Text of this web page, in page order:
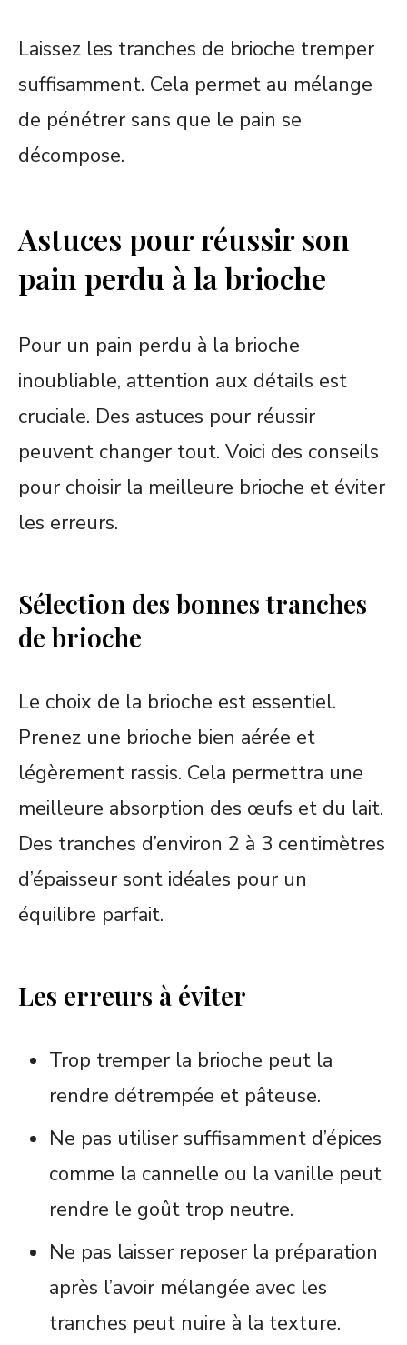
Laissez les tranches de brioche tremper
suffisamment. Cela permet au mélange
de pénétrer sans que le pain se
décompose.
Astuces pour réussir son
pain perdu à la brioche
Pour un pain perdu à la brioche
inoubliable, attention aux détails est
cruciale. Des astuces pour réussir
peuvent changer tout. Voici des conseils
pour choisir la meilleure brioche et éviter
les erreurs.
Sélection des bonnes tranches
de brioche
Le choix de la brioche est essentiel.
Prenez une brioche bien aérée et
légèrement rassis. Cela permettra une
meilleure absorption des œufs et du lait.
Des tranches d’environ 2 à 3 centimètres
d’épaisseur sont idéales pour un
équilibre parfait.
Les erreurs à éviter
Trop tremper la brioche peut la
rendre détrempée et pâteuse.
Ne pas utiliser suffisamment d’épices
comme la cannelle ou la vanille peut
rendre le goût trop neutre.
Ne pas laisser reposer la préparation
après l’avoir mélangée avec les
tranches peut nuire à la texture.